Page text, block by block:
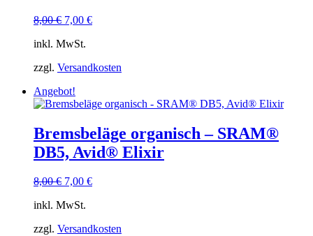
8,00€ Ursprünglicher
war:
7,00 €Aktueller
inkl. MwSt.
zzgl. Versandkosten
Angebot!
Bremsbeläge organisch – SRAM®
DB5, Avid® Elixir
8,00€ Ursprünglicher
war:
7,00 €Aktueller
inkl. MwSt.
zzgl. Versandkosten